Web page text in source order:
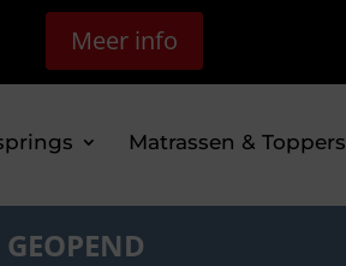
Meer info
Matrassen & Toppers